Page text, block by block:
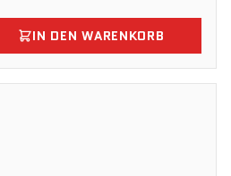
IN DEN WARENKORB